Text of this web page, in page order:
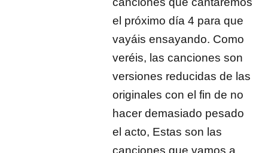
el próximo día 4 para que
vayáis ensayando. Como
veréis, las canciones son
versiones reducidas de las
originales con el fin de no
hacer demasiado pesado
el acto, Estas son las
canciones que vamos a